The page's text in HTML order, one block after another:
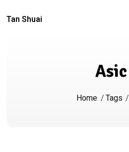
Tan Shuai
Asic
Home /Tags /